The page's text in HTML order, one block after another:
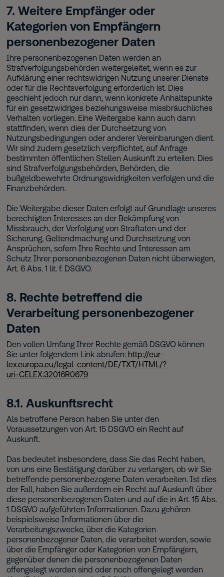
7. Weitere Empfänger oder
Kategorien von Empfängern
personenbezogener Daten
Ihre personenbezogenen Daten werden an
Strafverfolgungsbehörden weitergeleitet, wenn es zur
Aufklärung einer rechtswidrigen Nutzung unserer Dienste
oder für die Rechtsverfolgung erforderlich ist. Dies
geschieht jedoch nur dann, wenn konkrete Anhaltspunkte
für ein gesetzwidriges beziehungsweise missbräuchliches
Verhalten vorliegen. Eine Weitergabe kann auch dann
stattfinden, wenn dies der Durchsetzung von
Nutzungsbedingungen oder anderer Vereinbarungen dient.
Wir sind zudem gesetzlich verpflichtet, auf Anfrage
bestimmten öffentlichen Stellen Auskunft zu erteilen. Dies
sind Strafverfolgungsbehörden, Behörden, die
bußgeldbewehrte Ordnungswidrigkeiten verfolgen und die
Finanzbehörden.
Die Weitergabe dieser Daten erfolgt auf Grundlage unseres
berechtigten Interesses an der Bekämpfung von
Missbrauch, der Verfolgung von Straftaten und der
Sicherung, Geltendmachung und Durchsetzung von
Ansprüchen, sofern Ihre Rechte und Interessen am
Schutz Ihrer personenbezogenen Daten nicht überwiegen,
Art. 6 Abs. 1 lit. f. DSGVO.
8. Rechte betreffend die
Verarbeitung personenbezogener
Daten
Den vollen Umfang Ihrer Rechte gemäß DSGVO können
Sie unter folgendem Link abrufen: http://eur-
lex.europa.eu/legal-content/DE/TXT/HTML/?
uri=CELEX:32016R0679
8.1. Auskunftsrecht
Als betroffene Person haben Sie unter den
Voraussetzungen von Art. 15 DSGVO ein Recht auf
Auskunft.
Das bedeutet insbesondere, dass Sie das Recht haben,
von uns eine Bestätigung darüber zu verlangen, ob wir Sie
betreffende personenbezogene Daten verarbeiten. Ist dies
der Fall, haben Sie außerdem ein Recht auf Auskunft über
diese personenbezogenen Daten und auf die in Art. 15 Abs.
1 DSGVO aufgeführten Informationen. Dazu gehören
beispielsweise Informationen über die
Verarbeitungszwecke, über die Kategorien
personenbezogener Daten, die verarbeitet werden, sowie
über die Empfänger oder Kategorien von Empfängern,
gegenüber denen die personenbezogenen Daten
offengelegt worden sind oder noch offengelegt werden